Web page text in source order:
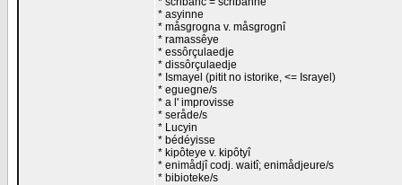
* asyinne
* måsgrogna v. måsgrognî
* ramassêye
* essôrçulaedje
* dissôrçulaedje
* Ismayel (pitit no istorike, <= Israyel)
* eguegne/s
* a l' improvisse
* seråde/s
* Lucyin
* bédéyisse
* kipôteye v. kipôtyî
* enimådjî codj. waitî; enimådjeure/s
* bibioteke/s